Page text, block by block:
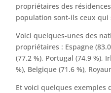
propriétaires des
population sont-ils ceux qui
Voici quelques-unes des
propriétaires : Espagne
(77.2 %), Portugal (74.9 %),
%), Belgique (71.6 %),
Et voici quelques exemples